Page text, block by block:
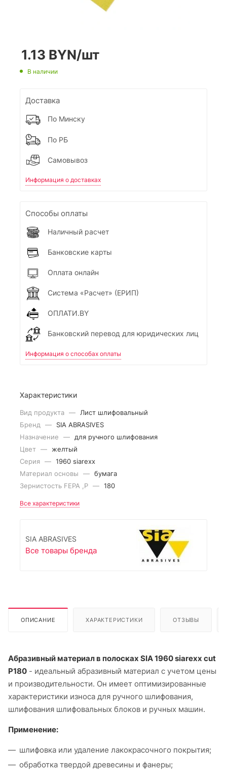
1.13 BYN/шт
В наличии
Доставка
По Минску
По РБ
Самовывоз
Информация о доставках
Способы оплаты
Наличный расчет
Банковские карты
Оплата онлайн
Система «Расчет» (ЕРИП)
ОПЛАТИ.BY
Банковский перевод для юридических лиц
Информация о способах оплаты
Характеристики
Вид продукта — Лист шлифовальный
Бренд —
SIA ABRASIVES
Назначение
— для ручного шлифования
Цвет — желтый
Серия — 1960 siarexx
Материал основы
— бумага
Зернистость FEPA ,P — 180
Все характеристики
SIA ABRASIVES
Все товары бренда
ОПИСАНИЕ ХАРАКТЕРИСТИКИ ОТЗЫВЫ
Абразивный материал в полосках SIA 1960 siarexx cut
P180 - идеальный абразивный материал с учетом цены
и производительности. Он имеет оптимизированные
характеристики износа для ручного шлифования,
шлифования шлифовальных блоков и ручных машин.
Применение:
шлифовка или удаление лакокрасочного покрытия;
обработка твердой древесины и фанеры;